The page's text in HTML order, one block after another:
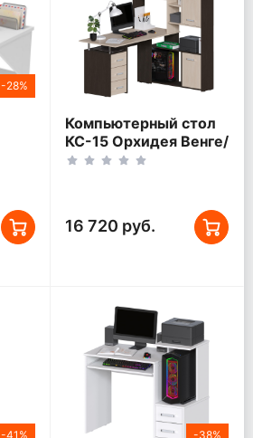
-28%
Компьютерный стол
КС-15 Орхидея Венге/
Дуб молочный
16 720 руб.
-41% -38%